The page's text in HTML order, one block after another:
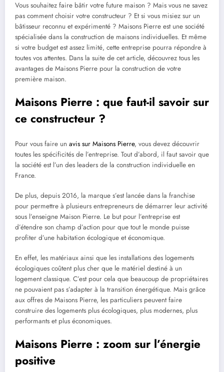
Vous souhaitez faire bâtir votre future maison ? Mais vous ne savez
pas comment choisir votre constructeur ? Et si vous misiez sur un
bâtisseur reconnu et expérimenté ? Maisons Pierre est une société
spécialisée dans la construction de maisons individuelles. Et même
si votre budget est assez limité, cette entreprise pourra répondre à
toutes vos attentes. Dans la suite de cet article, découvrez tous les
avantages de Maisons Pierre pour la construction de votre
première maison.
Maisons Pierre : que faut-il savoir sur
ce constructeur ?
Pour vous faire un avis sur Maisons Pierre, vous devez découvrir
toutes les spécificités de l’entreprise. Tout d’abord, il faut savoir que
la société est l’un des leaders de la construction individuelle en
France.
De plus, depuis 2016, la marque s’est lancée dans la franchise
pour permettre à plusieurs entrepreneurs de démarrer leur activité
sous l’enseigne Maison Pierre. Le but pour l’entreprise est
d’étendre son champ d’action pour que tout le monde puisse
profiter d’une habitation écologique et économique.
En effet, les matériaux ainsi que les installations des logements
écologiques coûtent plus cher que le matériel destiné à un
logement classique. C’est pour cela que beaucoup de propriétaires
ne pouvaient pas s’adapter à la transition énergétique. Mais grâce
aux offres de Maisons Pierre, les particuliers peuvent faire
construire des logements plus écologiques, plus modernes, plus
performants et plus économiques.
Maisons Pierre : zoom sur l’énergie
positive